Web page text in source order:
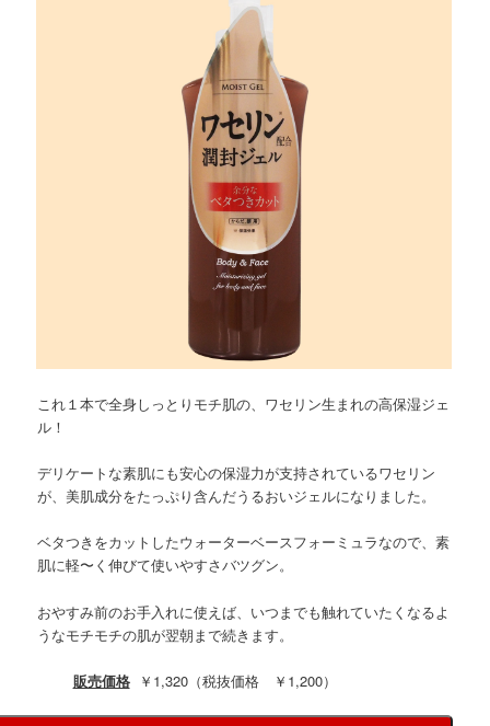
これ１本で全身しっとりモチ肌の、ワセリン生まれの高保湿ジェ
ル！
デリケートな素肌にも安心の保湿力が支持されているワセリン
が、美肌成分をたっぷり含んだうるおいジェルになりました。
ベタつきをカットしたウォーターベースフォーミュラなので、素
肌に軽〜く伸びて使いやすさバツグン。
おやすみ前のお手入れに使えば、いつまでも触れていたくなるよ
うなモチモチの肌が翌朝まで続きます。
販売価格￥1,320（税抜価格 ￥1,200）